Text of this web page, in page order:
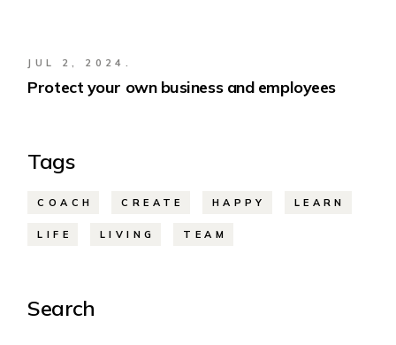
JUL 2, 2024.
Protect your own business and employees
Tags
COACH CREATE HAPPY LEARN
LIFE LIVING TEAM
Search